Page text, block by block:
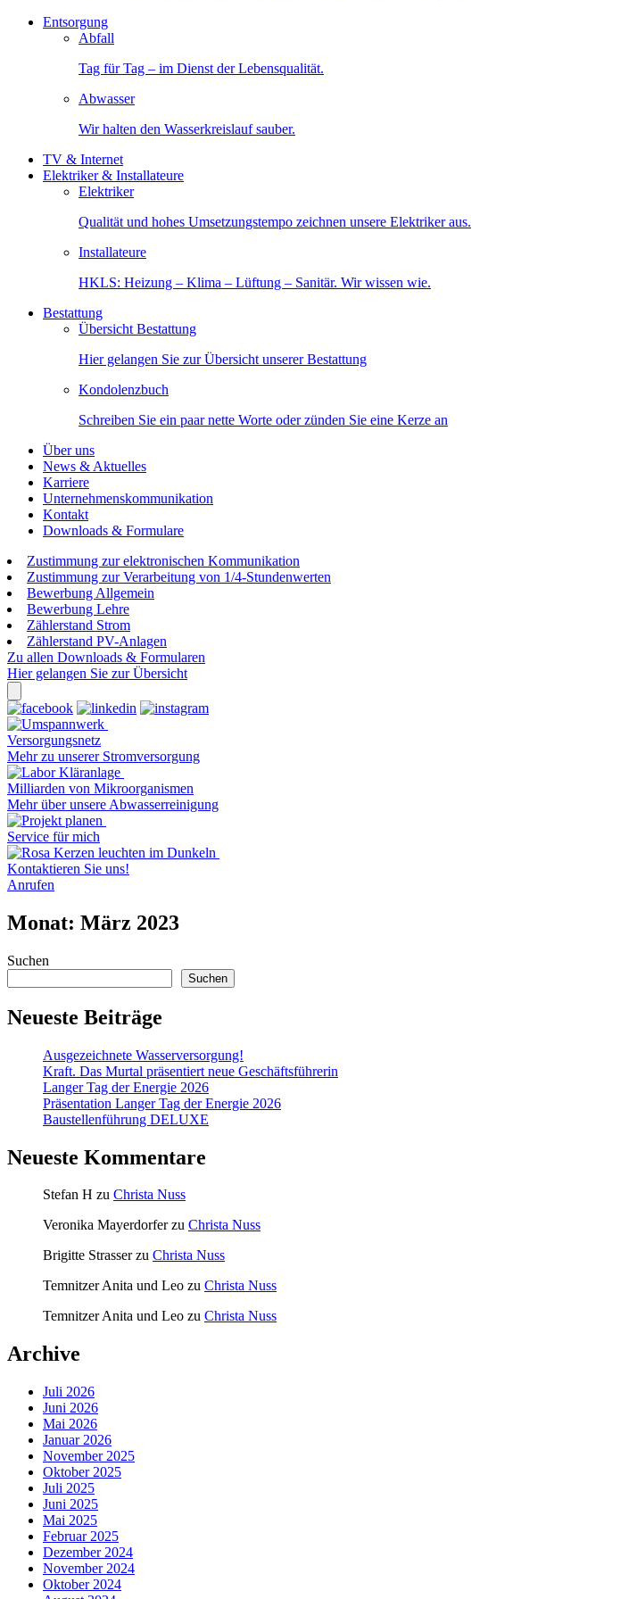
Entsorgung
Abfall
Tag für Tag – im Dienst der Lebensqualität.
Abwasser
Wir halten den Wasserkreislauf sauber.
TV & Internet
Elektriker & Installateure
Elektriker
Qualität und hohes Umsetzungstempo zeichnen unsere Elektriker aus.
Installateure
HKLS: Heizung – Klima – Lüftung – Sanitär. Wir wissen wie.
Bestattung
Übersicht Bestattung
Hier gelangen Sie zur Übersicht unserer Bestattung
Kondolenzbuch
Schreiben Sie ein paar nette Worte oder zünden Sie eine Kerze an
Über uns
News & Aktuelles
Karriere
Unternehmenskommunikation
Kontakt
Downloads & Formulare
Zustimmung zur elektronischen Kommunikation
Zustimmung zur Verarbeitung von 1/4-Stundenwerten
Bewerbung Allgemein
Bewerbung Lehre
Zählerstand Strom
Zählerstand PV-Anlagen
Zu allen Downloads & Formularen
Hier gelangen Sie zur Übersicht
Versorgungsnetz
Mehr zu unserer Stromversorgung
Milliarden von Mikroorganismen
Mehr über unsere Abwasserreinigung
Service für mich
Kontaktieren Sie uns!
Anrufen
Monat: März 2023
Suchen
Suchen
Neueste Beiträge
Ausgezeichnete Wasserversorgung!
Kraft. Das Murtal präsentiert neue Geschäftsführerin
Langer Tag der Energie 2026
Präsentation Langer Tag der Energie 2026
Baustellenführung DELUXE
Neueste Kommentare
Stefan H zu Christa Nuss
Veronika Mayerdorferzu Christa Nuss
Brigitte Strasserzu Christa Nuss
Temnitzer Anita und Leo zu Christa Nuss
Temnitzer Anita und Leo zu Christa Nuss
Archive
Juli 2026
Juni 2026
Mai 2026
Januar 2026
November 2025
Oktober 2025
Juli 2025
Juni 2025
Mai 2025
Februar 2025
Dezember 2024
November 2024
Oktober 2024